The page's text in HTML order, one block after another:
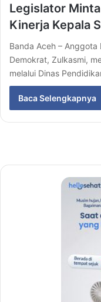
Legislator
Kinerja Kepala
Banda Aceh – Anggota
Demokrat, Zulkasmi,
melalui Dinas
Baca Selengkapnya